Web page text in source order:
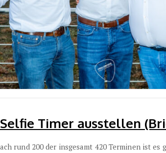
Timer ausstellen
rund 200 der insgesamt 420 Terminen ist es